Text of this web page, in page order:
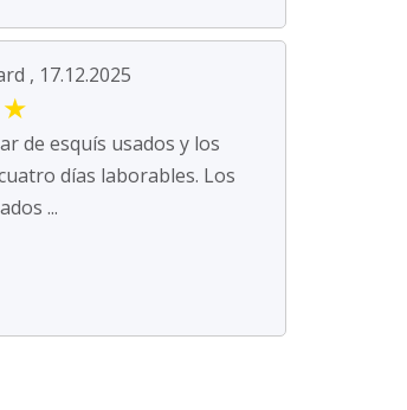
, 17.12.2025
★
de esquís usados y los
días laborables. Los
...